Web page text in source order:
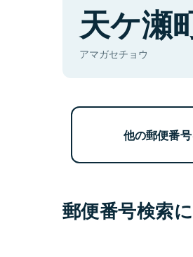
天ケ瀬
アマガセチョウ
他の郵便番
郵便番号検索